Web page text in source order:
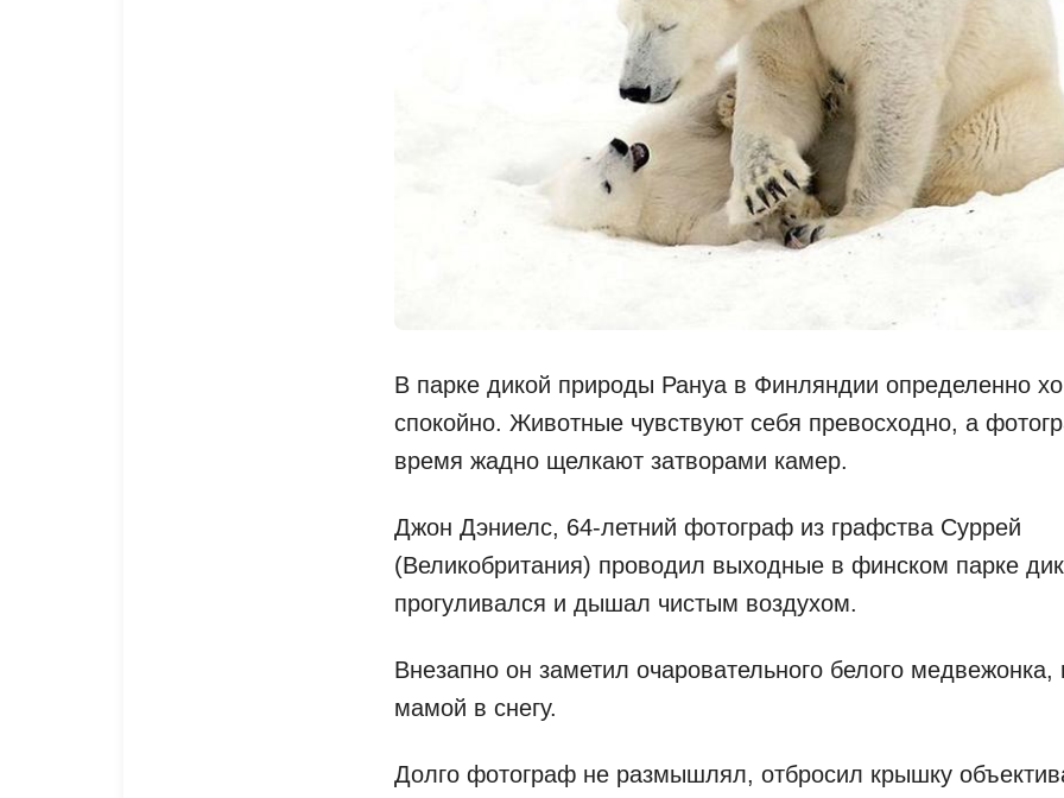
В парке дикой природы Рануа в Финляндии определенно
спокойно. Животные чувствуют себя превосходно, а
время жадно щелкают затворами камер.
Джон Дэниелс, 64-летний фотограф из графства Суррей
(Великобритания) проводил выходные в финском парке
прогуливался и дышал чистым воздухом.
Внезапно он заметил очаровательного белого медвежонка,
мамой в снегу.
Долго фотограф не размышлял, отбросил крышку